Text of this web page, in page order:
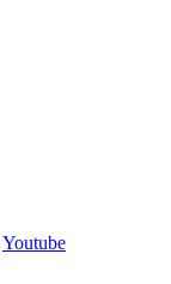
Youtube